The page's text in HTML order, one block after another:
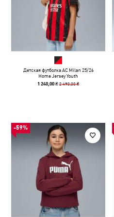
Детская футболка AC Milan 25/26
Home Jersey Youth
1 240,00 ₴2 490,00 ₴
-59%